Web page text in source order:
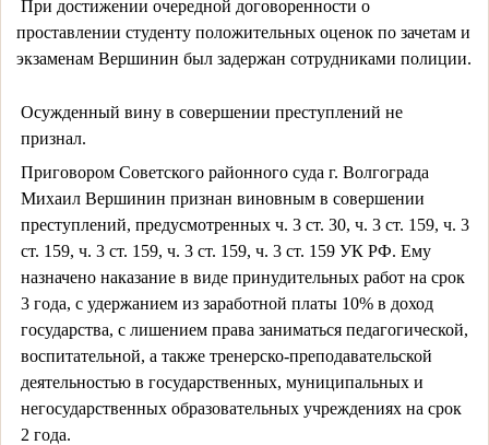
проставлении студенту положительных оценок по зачетам и
экзаменам Вершинин был задержан сотрудниками полиции.
Осужденный вину в совершении преступлений не
признал.
Приговором Советского районного суда г. Волгограда
Михаил Вершинин признан виновным в совершении
преступлений, предусмотренных ч. 3 ст. 30, ч. 3 ст. 159, ч. 3
ст. 159, ч. 3 ст. 159, ч. 3 ст. 159, ч. 3 ст. 159 УК РФ. Ему
назначено наказание в виде принудительных работ на срок
3 года, с удержанием из заработной платы 10% в доход
государства, с лишением права заниматься педагогической,
воспитательной, а также тренерско-преподавательской
деятельностью в государственных, муниципальных и
негосударственных образовательных учреждениях на срок
2 года.